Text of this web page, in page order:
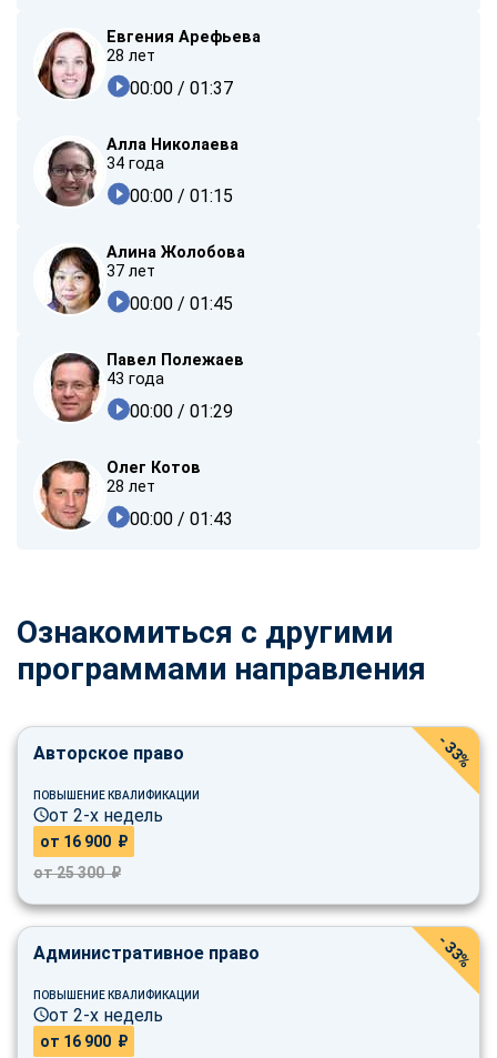
Евгения Арефьева
28 лет
00:00 / 01:37
Алла Николаева
34 года
00:00 / 01:15
Алина Жолобова
37 лет
00:00 / 01:45
Павел Полежаев
43 года
00:00 / 01:29
Олег Котов
28 лет
00:00 / 01:43
Ознакомиться с другими
программами направления
Авторское право
ПОВЫШЕНИЕ КВАЛИФИКАЦИИ
от 2-х недель
от 16 900 ₽
от 25 300 ₽
- 33%
Административное право
ПОВЫШЕНИЕ КВАЛИФИКАЦИИ
от 2-х недель
от 16 900 ₽
- 33%